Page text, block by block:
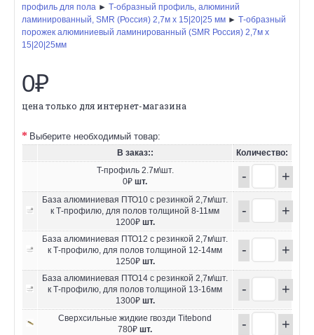
профиль для пола ► Т-образный профиль, алюминий
ламинированный, SMR (Россия) 2,7м х 15|20|25 мм ► Т-образный
порожек алюминиевый ламинированный (SMR Россия) 2,7м х
15|20|25мм
0₽
цена только для интернет-магазина
Выберите необходимый товар:
В заказ::
Количество:
T-профиль 2.7м\шт.
0₽ шт. - +
База алюминиевая ПТО10 с резинкой 2,7м\шт.
к Т-профилю, для полов толщиной 8-11мм
1200₽ шт.
- +
База алюминиевая ПТО12 с резинкой 2,7м\шт.
к Т-профилю, для полов толщиной 12-14мм
1250₽ шт.
- +
База алюминиевая ПТО14 с резинкой 2,7м\шт.
к Т-профилю, для полов толщиной 13-16мм
1300₽ шт.
- +
Сверхсильные жидкие гвозди Titebond
780₽ шт. - +